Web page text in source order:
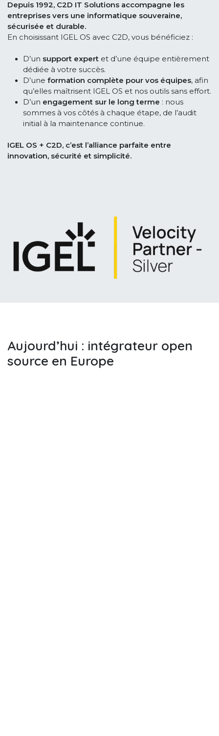
Depuis 1992, C2D IT Solutions accompagne les
entreprises vers une informatique souveraine,
sécurisée et durable.
En choisissant IGEL OS avec C2D, vous bénéficiez :
D’un support expert et d’une équipe entièrement
dédiée à votre succès.
D’une formation complète pour vos équipes, afin
qu’elles maîtrisent IGEL OS et nos outils sans effort.
D’un engagement sur le long terme : nous
sommes à vos côtés à chaque étape, de l’audit
initial à la maintenance continue.
IGEL OS + C2D, c’est l’alliance parfaite entre
innovation, sécurité et simplicité.
Aujourd’hui : intégrateur open
source en Europe